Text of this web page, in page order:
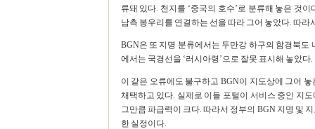
류돼 있다. 천지를 ‘중국의 호수’로 분류해 놓은 것
남측 봉우리를 연결하는 선을 따라 그어 놓았다. 따
BGN은 또 지명 분류에서는 두만강 하구의 함경북도
에서는 국경선을 ‘러시아령’으로 잘못 표시해 놓았다.
이 같은 오류에도 불구하고 BGN이 지도상에 그어
채택하고 있다. 실제로 이들 포털이 서비스 중인 지
그만큼 파급력이 크다. 따라서 정부의 BGN 지명 및
한 실정이다.